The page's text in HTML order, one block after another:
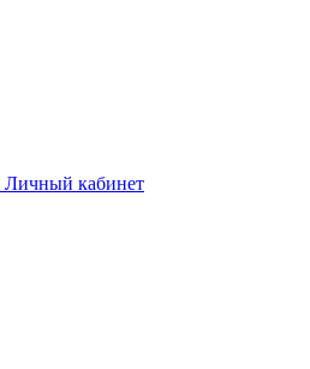
Личный кабинет